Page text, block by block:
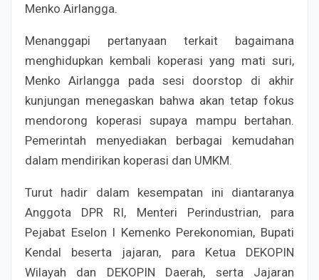
Menko Airlangga.
Menanggapi pertanyaan terkait bagaimana
menghidupkan kembali koperasi yang mati suri,
Menko Airlangga pada sesi doorstop di akhir
kunjungan menegaskan bahwa akan tetap fokus
mendorong koperasi supaya mampu bertahan.
Pemerintah menyediakan berbagai kemudahan
dalam mendirikan koperasi dan UMKM.
Turut hadir dalam kesempatan ini diantaranya
Anggota DPR RI, Menteri Perindustrian, para
Pejabat Eselon I Kemenko Perekonomian, Bupati
Kendal beserta jajaran, para Ketua DEKOPIN
Wilayah dan DEKOPIN Daerah, serta Jajaran